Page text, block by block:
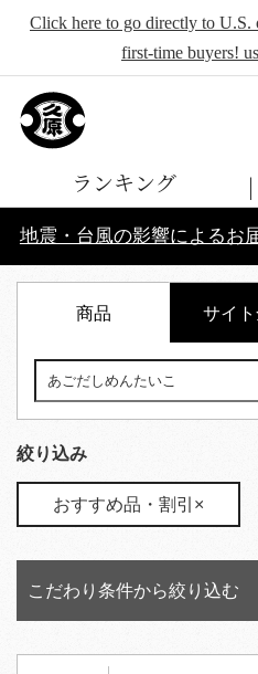
Click here to go directly to U.S.
first-time buyers!
ランキング
地震・台風の影響によるお
商品 サイ
絞り込み
おすすめ品・割引×
こだわり条件から絞り込む